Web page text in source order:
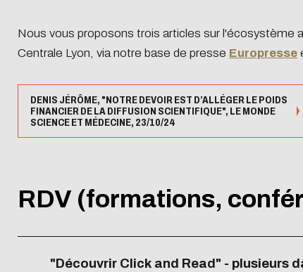
Nous vous proposons trois articles sur l'écosystème
Centrale Lyon, via notre base de presse Europresse
DENIS JÉRÔME, "NOTRE DEVOIR EST D’ALLÉGER LE POIDS
FINANCIER DE LA DIFFUSION SCIENTIFIQUE", LE MONDE
SCIENCE ET MÉDECINE, 23/10/24
RDV (formations,
"Découvrir Click and Read" - plusieurs